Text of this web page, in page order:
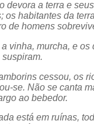
devora a terra e
os habitantes da
de homens
vinha, murcha, e os
cessou, os
se. Não se canta
ao bebedor.
está em ruínas,